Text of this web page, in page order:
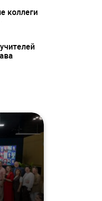
коллеги